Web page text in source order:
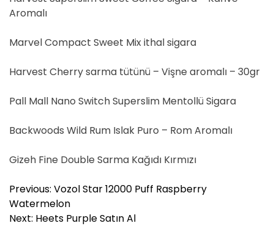
Aromalı
Marvel Compact Sweet Mix ithal sigara
Harvest Cherry sarma tütünü – Vişne aromalı – 30gr
Pall Mall Nano Switch Superslim Mentollü Sigara
Backwoods Wild Rum Islak Puro – Rom Aromalı
Gizeh Fine Double Sarma Kağıdı Kırmızı
Y
a
z
Previous: Vozol Star 12000 Puff Raspberry
Watermelon
Next: Heets Purple Satın Al